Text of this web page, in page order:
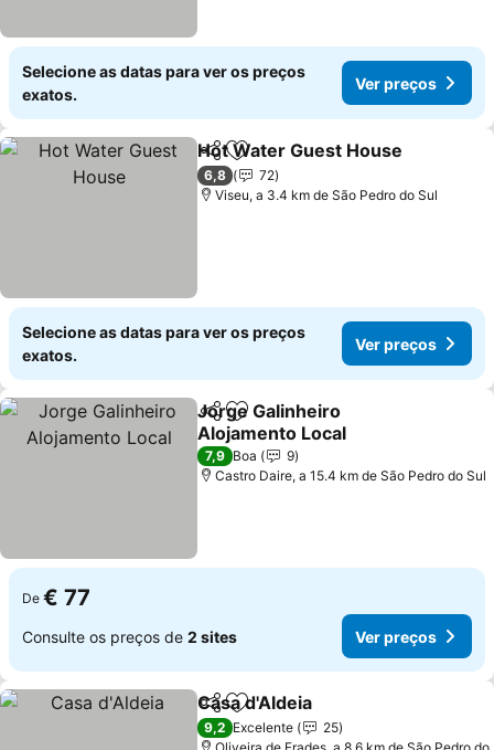
Selecione as datas para ver os preços
exatos.
Ver preços
PartilharAdicionar aos favoritos
Hot Water Guest House
6,8
72
Viseu, a 3.4 km de São Pedro do Sul
Selecione as datas para ver os preços
exatos.
Ver preços
PartilharAdicionar aos favoritos
Jorge Galinheiro
Alojamento Local
Ver preços
7,9 Boa
9
Castro Daire, a 15.4 km de São Pedro do Sul
De € 77
Consulte os preços de 2 sites Ver preços
PartilharAdicionar aos favoritos
Casa d'Aldeia
9,2 Excelente
25